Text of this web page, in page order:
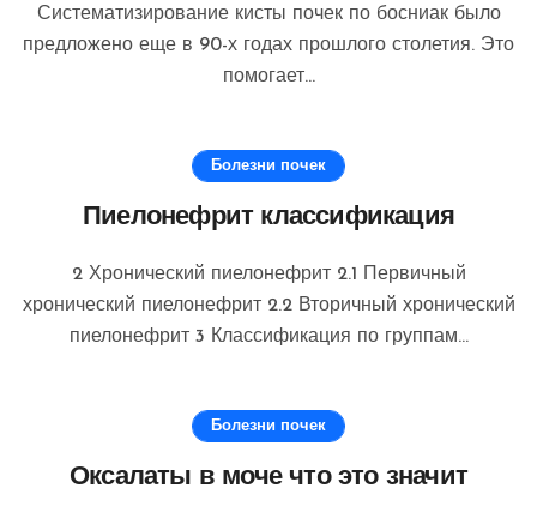
Систематизирование кисты почек по босниак было
предложено еще в 90-х годах прошлого столетия. Это
помогает...
Болезни почек
Пиелонефрит классификация
2 Хронический пиелонефрит 2.1 Первичный
хронический пиелонефрит 2.2 Вторичный хронический
пиелонефрит 3 Классификация по группам...
Болезни почек
Оксалаты в моче что это значит